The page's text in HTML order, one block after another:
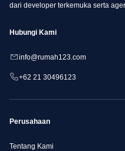
dari developer terkemuka serta
Perusahaan
Tentang Kami
Hubungi Kami
info@rumah123.com
+62 21 30496123